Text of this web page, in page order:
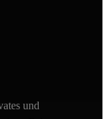
und